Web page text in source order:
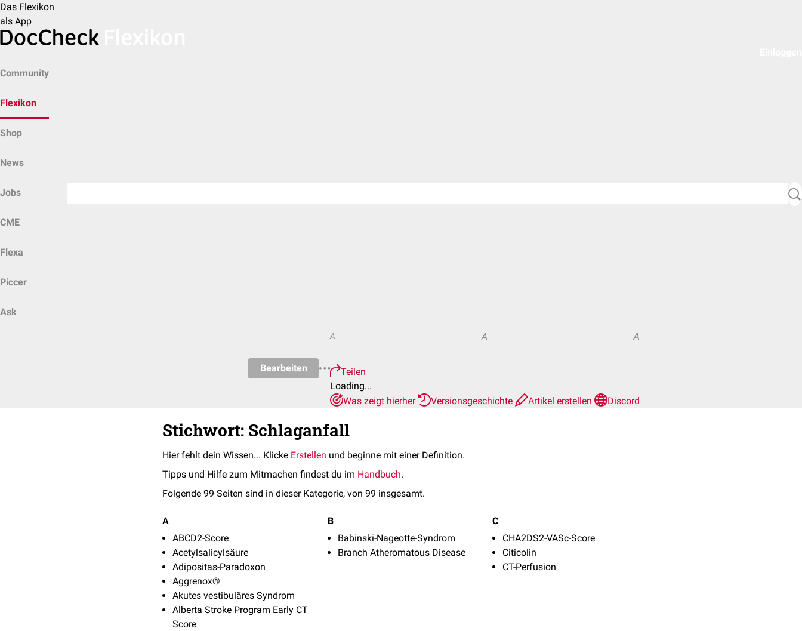
Das Flexikon
als App
Community
Flexikon
Shop
News
Jobs
CME
Flexa
Piccer
Ask
Bearbeiten
A A A
Teilen
Loading...
Was zeigt hierher
Versionsgeschichte Artikel erstellen Discord
Stichwort: Schlaganfall
Hier fehlt dein Wissen... Klicke Erstellen und beginne mit einer Definition.
Tipps und Hilfe zum Mitmachen findest du im Handbuch.
Folgende 99 Seiten sind in dieser Kategorie, von 99 insgesamt.
A
ABCD2-Score
Acetylsalicylsäure
Adipositas-Paradoxon
Aggrenox®
Akutes vestibuläres Syndrom
Alberta Stroke Program Early CT
Score
B
Babinski-Nageotte-Syndrom
Branch Atheromatous Disease
C
CHA2DS2-VASc-Score
Citicolin
CT-Perfusion